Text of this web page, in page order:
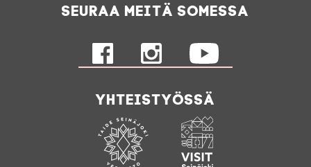
Seuraa meitä somessa
Yhteistyössä